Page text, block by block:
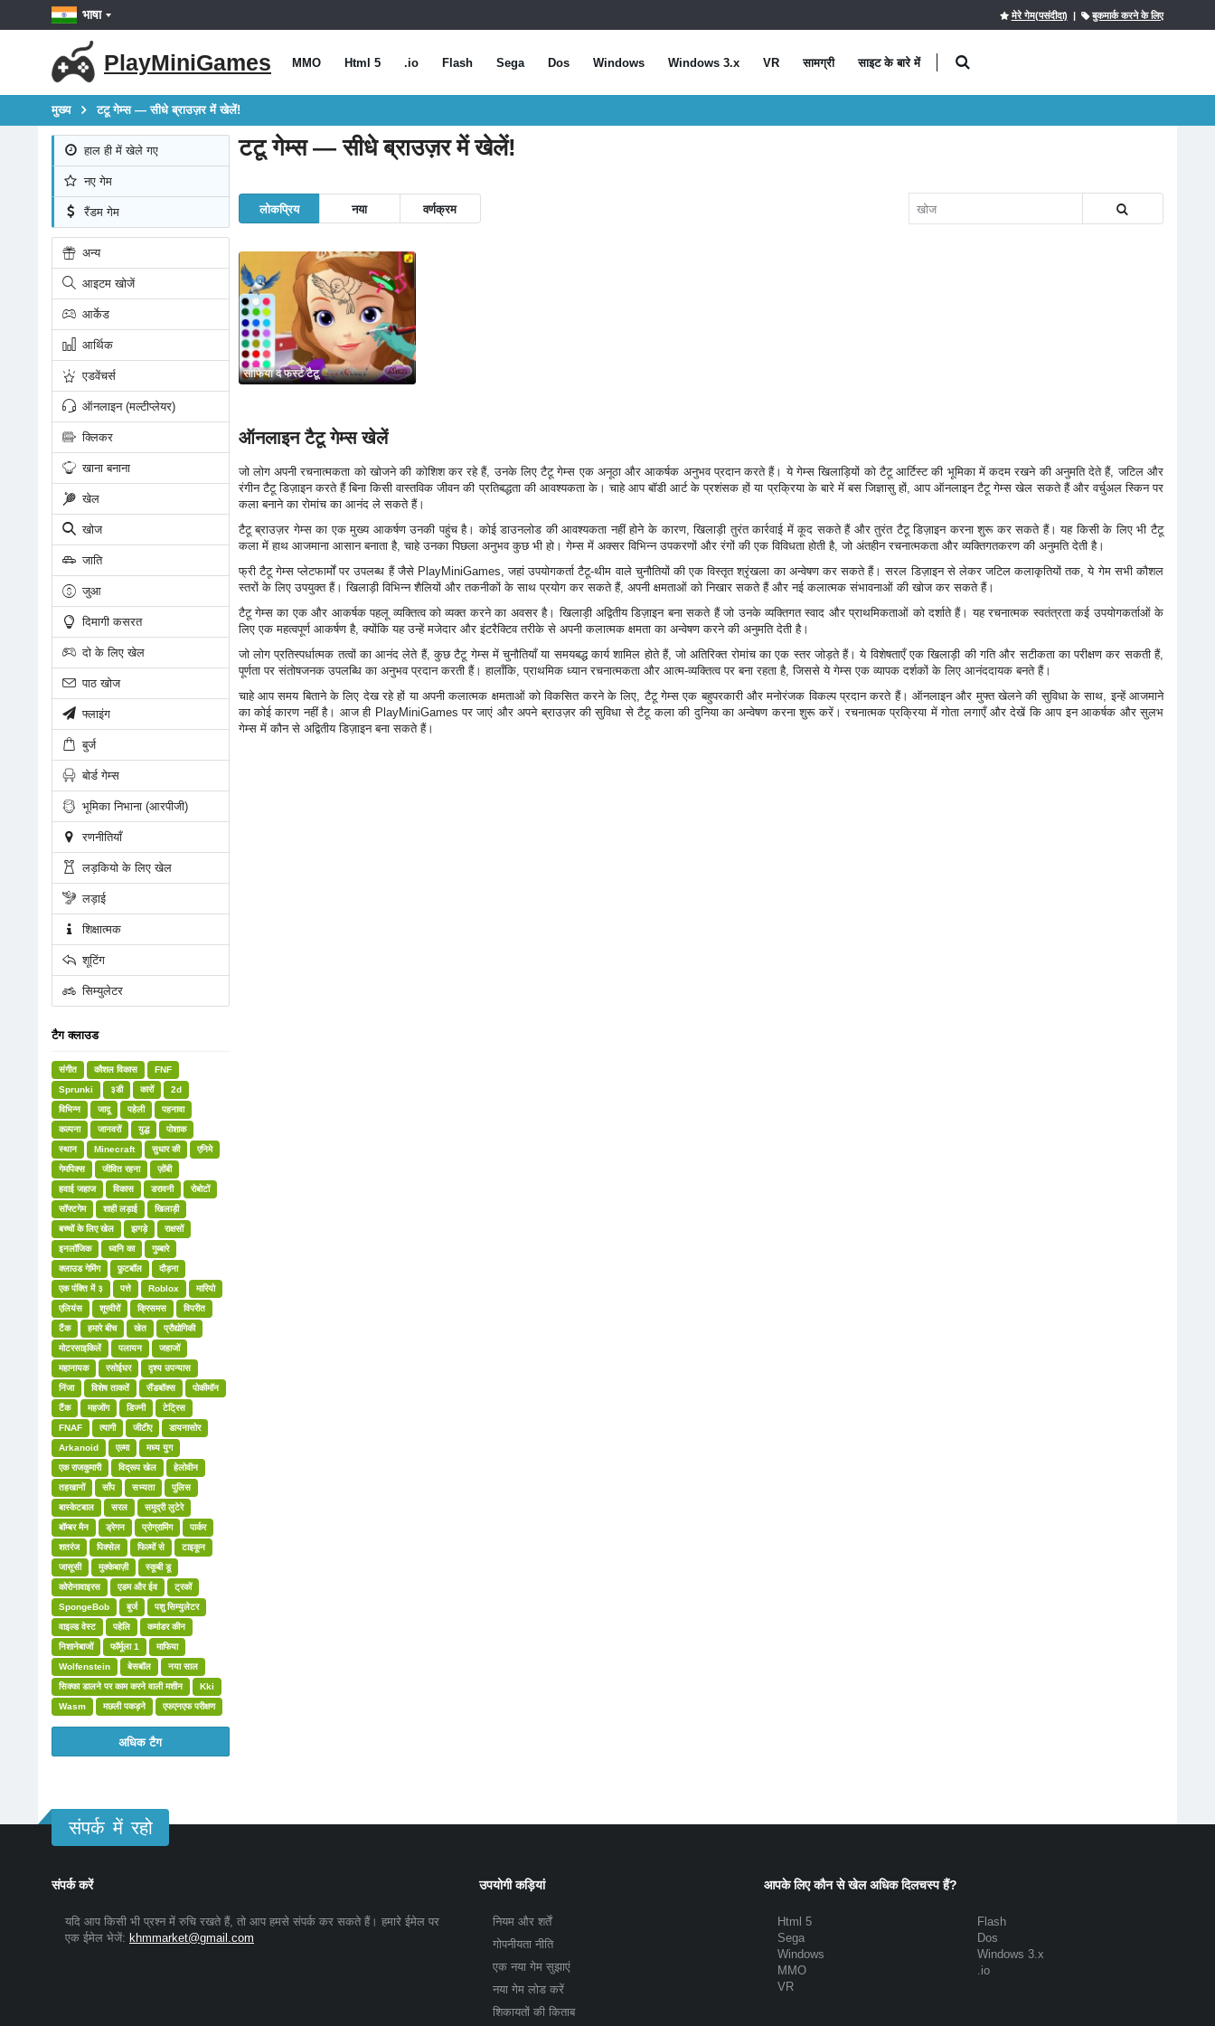
भाषा मेरे गेम(पसंदीदा) | बुकमार्क करने के लिए
PlayMiniGames MMO Html 5 .io Flash Sega Dos Windows Windows 3.x VR सामग्री साइट के बारे में
मुख्य टटू गेम्स — सीधे ब्राउज़र में खेलें!
हाल ही में खेले गए
नए गेम
रैंडम गेम
अन्य
आइटम खोजें
आर्केड
आर्थिक
एडवेंचर्स
ऑनलाइन (मल्टीप्लेयर)
क्लिकर
खाना बनाना
खेल
खोज
जाति
जुआ
दिमागी कसरत
दो के लिए खेल
पाठ खोज
फ्लाइंग
बुर्ज
बोर्ड गेम्स
भूमिका निभाना (आरपीजी)
रणनीतियाँ
लड़कियो के लिए खेल
लड़ाई
शिक्षात्मक
शूटिंग
सिम्युलेटर
टैग क्लाउड
संगीत कौशल विकास
FNF
Sprunki
३डी कारों
2d
विभिन्न
जादू पहेली
पहनावा
कल्पना
जानवरों युद्ध
पोशाक
स्थान
Minecraft सुधार की
एनिमे
गेमपिक्स
जीवित रहना
ज़ोंबी
हवाई जहाज
विकास डरावनी
रोबोटों
सॉफ्टगेम
शाही लड़ाई
खिलाड़ी
बच्चों के लिए खेल
झगड़े
राक्षसों
इनलॉजिक
ध्वनि का
गुब्बारे
क्लाउड गेमिंग
फ़ुटबॉल
दौड़ना
एक पंक्ति में ३
पत्ते Roblox
मारियो
एलियंस
शूरवीरों क्रिसमस
विपरीत
टैंक
हमारे बीच खेत
प्रौद्योगिकी
मोटरसाइकिलें
पलायन
जहाजों
महानायक
रसोईघर
दृश्य उपन्यास
निंजा
विशेष ताकतें सैंडबॉक्स
पोकीमॉन
टैंक
महजोंग डिज्नी
टेट्रिस
FNAF
त्यागी जीटीए
डायनासोर
Arkanoid
एल्मा
मध्य युग
एक राजकुमारी
विद्रूप खेल
हेलोवीन
तहखानों
साँप सभ्यता
पुलिस
बास्केटबाल
सरल
समुद्री लुटेरे
बॉम्बर मैन
ड्रेगन प्रोग्रामिंग
पार्कर
शतरंज
पिक्सेल फिल्मों से
टाइकून
जासूसी
मुक्केबाज़ी
स्कूबी डू
कोरोनावाइरस
एडम और ईव
ट्रकों
SpongeBob
बुर्ज
पशु सिम्युलेटर
वाइल्ड वेस्ट
पहेलि
कमांडर कीन
निशानेबाजों
फॉर्मूला 1
माफिया
Wolfenstein
बेसबॉल
नया साल
सिक्का डालने पर काम करने वाली मशीन
Kki
Wasm
मछली पकड़ने एफएनएफ परीक्षण
अधिक टैग
टटू गेम्स — सीधे ब्राउज़र में खेलें!
लोकप्रिय नया वर्णक्रम
सोफिया द फर्स्ट टैटू
ऑनलाइन टैटू गेम्स खेलें
जो लोग अपनी रचनात्मकता को खोजने की कोशिश कर रहे हैं, उनके लिए टैटू गेम्स एक अनूठा और आकर्षक अनुभव प्रदान करते हैं। ये गेम्स खिलाड़ियों को टैटू आर्टिस्ट की भूमिका में कदम रखने की अनुमति देते हैं, जटिल और
रंगीन टैटू डिज़ाइन करते हैं बिना किसी वास्तविक जीवन की प्रतिबद्धता की आवश्यकता के। चाहे आप बॉडी आर्ट के प्रशंसक हों या प्रक्रिया के बारे में बस जिज्ञासु हों, आप ऑनलाइन टैटू गेम्स खेल सकते हैं और वर्चुअल स्किन पर
कला बनाने का रोमांच का आनंद ले सकते हैं।
टैटू ब्राउज़र गेम्स का एक मुख्य आकर्षण उनकी पहुंच है। कोई डाउनलोड की आवश्यकता नहीं होने के कारण, खिलाड़ी तुरंत कार्रवाई में कूद सकते हैं और तुरंत टैटू डिज़ाइन करना शुरू कर सकते हैं। यह किसी के लिए भी टैटू
कला में हाथ आजमाना आसान बनाता है, चाहे उनका पिछला अनुभव कुछ भी हो। गेम्स में अक्सर विभिन्न उपकरणों और रंगों की एक विविधता होती है, जो अंतहीन रचनात्मकता और व्यक्तिगतकरण की अनुमति देती है।
फ्री टैटू गेम्स प्लेटफार्मों पर उपलब्ध हैं जैसे PlayMiniGames, जहां उपयोगकर्ता टैटू-थीम वाले चुनौतियों की एक विस्तृत श्रृंखला का अन्वेषण कर सकते हैं। सरल डिज़ाइन से लेकर जटिल कलाकृतियों तक, ये गेम सभी कौशल
स्तरों के लिए उपयुक्त हैं। खिलाड़ी विभिन्न शैलियों और तकनीकों के साथ प्रयोग कर सकते हैं, अपनी क्षमताओं को निखार सकते हैं और नई कलात्मक संभावनाओं की खोज कर सकते हैं।
टैटू गेम्स का एक और आकर्षक पहलू व्यक्तित्व को व्यक्त करने का अवसर है। खिलाड़ी अद्वितीय डिज़ाइन बना सकते हैं जो उनके व्यक्तिगत स्वाद और प्राथमिकताओं को दर्शाते हैं। यह रचनात्मक स्वतंत्रता कई उपयोगकर्ताओं के
लिए एक महत्वपूर्ण आकर्षण है, क्योंकि यह उन्हें मजेदार और इंटरैक्टिव तरीके से अपनी कलात्मक क्षमता का अन्वेषण करने की अनुमति देती है।
जो लोग प्रतिस्पर्धात्मक तत्वों का आनंद लेते हैं, कुछ टैटू गेम्स में चुनौतियाँ या समयबद्ध कार्य शामिल होते हैं, जो अतिरिक्त रोमांच का एक स्तर जोड़ते हैं। ये विशेषताएँ एक खिलाड़ी की गति और सटीकता का परीक्षण कर सकती हैं,
पूर्णता पर संतोषजनक उपलब्धि का अनुभव प्रदान करती हैं। हालाँकि, प्राथमिक ध्यान रचनात्मकता और आत्म-व्यक्तित्व पर बना रहता है, जिससे ये गेम्स एक व्यापक दर्शकों के लिए आनंददायक बनते हैं।
चाहे आप समय बिताने के लिए देख रहे हों या अपनी कलात्मक क्षमताओं को विकसित करने के लिए, टैटू गेम्स एक बहुपरकारी और मनोरंजक विकल्प प्रदान करते हैं। ऑनलाइन और मुफ्त खेलने की सुविधा के साथ, इन्हें आजमाने
का कोई कारण नहीं है। आज ही PlayMiniGames पर जाएं और अपने ब्राउज़र की सुविधा से टैटू कला की दुनिया का अन्वेषण करना शुरू करें। रचनात्मक प्रक्रिया में गोता लगाएँ और देखें कि आप इन आकर्षक और सुलभ
गेम्स में कौन से अद्वितीय डिज़ाइन बना सकते हैं।
संपर्क में रहो
संपर्क करें
यदि आप किसी भी प्रश्न में रुचि रखते हैं, तो आप हमसे संपर्क कर सकते हैं। हमारे ईमेल पर
एक ईमेल भेजें: khmmarket@gmail.com
उपयोगी कड़ियां
नियम और शर्तें
गोपनीयता नीति
एक नया गेम सुझाएं
नया गेम लोड करें
शिकायतों की किताब
आपके लिए कौन से खेल अधिक दिलचस्प हैं?
Html 5
Flash
Sega
Dos
Windows
Windows 3.x
MMO
.io
VR